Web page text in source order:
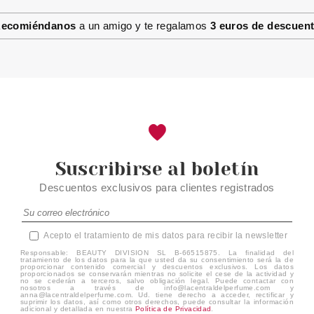
Pvr 1.69€
a un amigo y te regalamos 3 euros de
Suscribirse al boletín
Descuentos exclusivos para clientes registrados
Acepto el tratamiento de mis datos para recibir la newsletter
Responsable: BEAUTY DIVISION SL B-66515875. La finalidad del
tratamiento de los datos para la que usted da su consentimiento será la de
proporcionar contenido comercial y descuentos exclusivos. Los datos
proporcionados se conservarán mientras no solicite el cese de la actividad y
no se cederán a terceros, salvo obligación legal. Puede contactar con
nosotros a través de info@lacentraldelperfume.com y
anna@lacentraldelperfume.com. Ud. tiene derecho a acceder, rectificar y
suprimir los datos, así como otros derechos, puede consultar la información
adicional y detallada en nuestra Política de Privacidad